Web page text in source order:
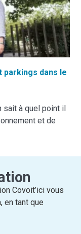
parkings dans le
sait à quel point il
et de
Covoit’ici vous
en tant que